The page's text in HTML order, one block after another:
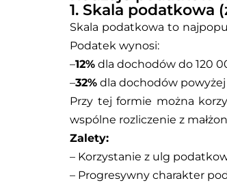
1. Skala podatkowa
Skala podatkowa to
Podatek wynosi:
–12% dla dochodów do 120
–32% dla dochodów powyżej
Przy tej formie można
wspólne rozliczenie z
Zalety:
– Korzystanie z ulg
– Progresywny charakter